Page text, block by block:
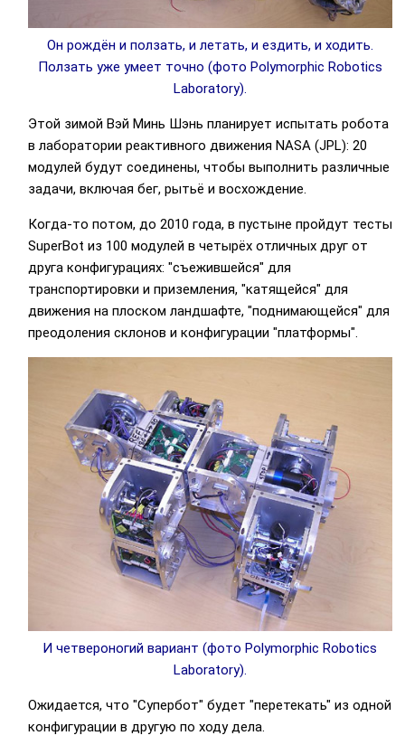
Он рождён и ползать, и летать, и ездить, и ходить.
Ползать уже умеет точно (фото Polymorphic Robotics
Laboratory).
Этой зимой Вэй Минь Шэнь планирует испытать робота
в лаборатории реактивного движения NASA (JPL): 20
модулей будут соединены, чтобы выполнить различные
задачи, включая бег, рытьё и восхождение.
Когда-то потом, до 2010 года, в пустыне пройдут тесты
SuperBot из 100 модулей в четырёх отличных друг от
друга конфигурациях: "съежившейся" для
транспортировки и приземления, "катящейся" для
движения на плоском ландшафте, "поднимающейся" для
преодоления склонов и конфигурации "платформы".
И четвероногий вариант (фото Polymorphic Robotics
Laboratory).
Ожидается, что "Супербот" будет "перетекать" из одной
конфигурации в другую по ходу дела.